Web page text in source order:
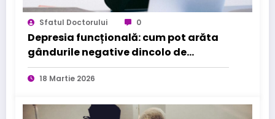
Sfatul Doctorului 0
Depresia funcțională: cum pot arăta
gândurile negative dincolo de
aparențe
18 Martie 2026